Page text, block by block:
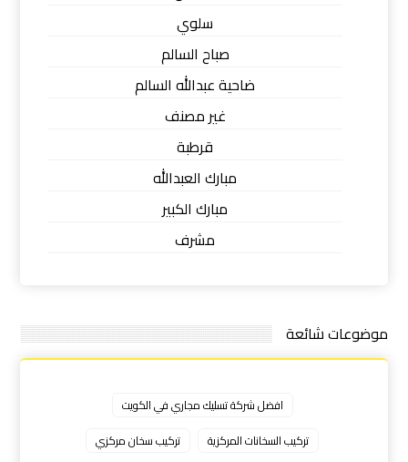
سلوي
صباح السالم
ضاحية عبدالله السالم
غير مصنف
قرطبة
مبارك العبدالله
مبارك الكبير
مشرف
موضوعات شائعة
افضل شركة تسليك مجاري في الكويت
تركيب السخانات المركزية
تركيب سخان مركزي